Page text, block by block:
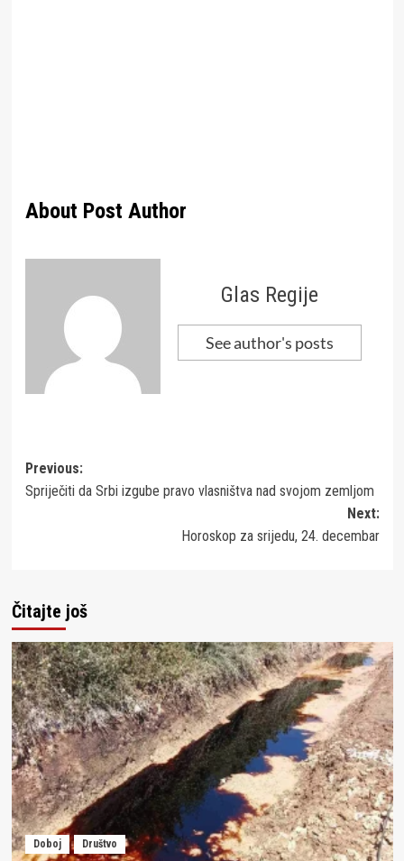
About Post Author
Glas Regije
See author's posts
Post
navigation
Previous:
Spriječiti da Srbi izgube pravo vlasništva nad svojom zemljom
Next:
Horoskop za srijedu, 24. decembar
Čitajte još
Doboj Društvo